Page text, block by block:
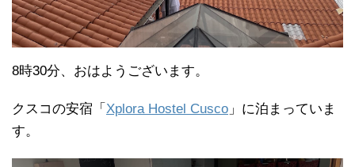
8時30分、おはようございます。
クスコの安宿「 Xplora Hostel Cusco 」に泊まっていま
す。